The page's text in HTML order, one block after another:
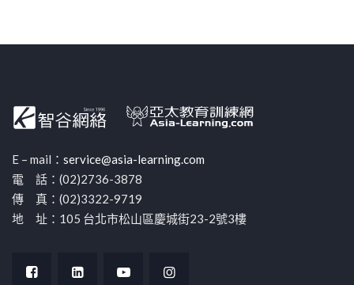
E – mail： service@asia-learning.com
電 話：(02)2736-3878
傳 真：(02)3322-9719
地 址：105 台北市松山區慶城街23-2號3樓